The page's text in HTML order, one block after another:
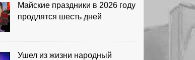
Майские праздники в 2026 году
продлятся шесть дней
Ушел из жизни народный